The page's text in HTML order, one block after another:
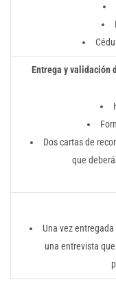
Entrega y validación
Dos cartas de
que
Una vez
una entrevista